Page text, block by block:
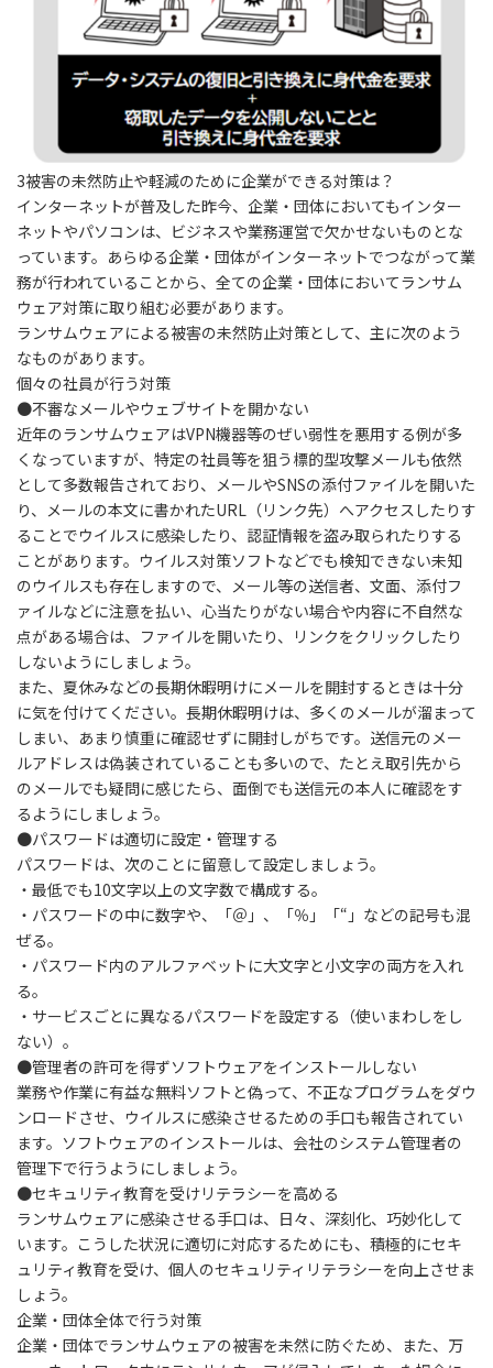
3被害の未然防止や軽減のために企業ができる対策は？
インターネットが普及した昨今、企業・団体においてもインター
ネットやパソコンは、ビジネスや業務運営で欠かせないものとな
っています。あらゆる企業・団体がインターネットでつながって業
務が行われていることから、全ての企業・団体においてランサム
ウェア対策に取り組む必要があります。
ランサムウェアによる被害の未然防止対策として、主に次のよう
なものがあります。
個々の社員が行う対策
●不審なメールやウェブサイトを開かない
近年のランサムウェアはVPN機器等のぜい弱性を悪用する例が多
くなっていますが、特定の社員等を狙う標的型攻撃メールも依然
として多数報告されており、メールやSNSの添付ファイルを開いた
り、メールの本文に書かれたURL（リンク先）へアクセスしたりす
ることでウイルスに感染したり、認証情報を盗み取られたりする
ことがあります。ウイルス対策ソフトなどでも検知できない未知
のウイルスも存在しますので、メール等の送信者、文面、添付フ
ァイルなどに注意を払い、心当たりがない場合や内容に不自然な
点がある場合は、ファイルを開いたり、リンクをクリックしたり
しないようにしましょう。
また、夏休みなどの長期休暇明けにメールを開封するときは十分
に気を付けてください。長期休暇明けは、多くのメールが溜まって
しまい、あまり慎重に確認せずに開封しがちです。送信元のメー
ルアドレスは偽装されていることも多いので、たとえ取引先から
のメールでも疑問に感じたら、面倒でも送信元の本人に確認をす
るようにしましょう。
●パスワードは適切に設定・管理する
パスワードは、次のことに留意して設定しましょう。
・最低でも10文字以上の文字数で構成する。
・パスワードの中に数字や、「＠」、「％」「“」などの記号も混
ぜる。
・パスワード内のアルファベットに大文字と小文字の両方を入れ
る。
・サービスごとに異なるパスワードを設定する（使いまわしをし
ない）。
●管理者の許可を得ずソフトウェアをインストールしない
業務や作業に有益な無料ソフトと偽って、不正なプログラムをダウ
ンロードさせ、ウイルスに感染させるための手口も報告されてい
ます。ソフトウェアのインストールは、会社のシステム管理者の
管理下で行うようにしましょう。
●セキュリティ教育を受けリテラシーを高める
ランサムウェアに感染させる手口は、日々、深刻化、巧妙化して
います。こうした状況に適切に対応するためにも、積極的にセキ
ュリティ教育を受け、個人のセキュリティリテラシーを向上させま
しょう。
企業・団体全体で行う対策
企業・団体でランサムウェアの被害を未然に防ぐため、また、万